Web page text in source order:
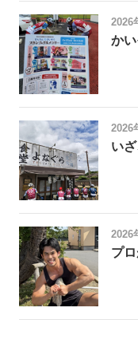
2026
か
2026
い
2026
プ